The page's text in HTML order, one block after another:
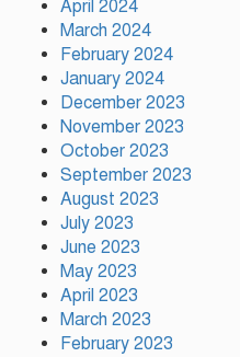
April 2024
March 2024
February 2024
January 2024
December 2023
November 2023
October 2023
September 2023
August 2023
July 2023
June 2023
May 2023
April 2023
March 2023
February 2023